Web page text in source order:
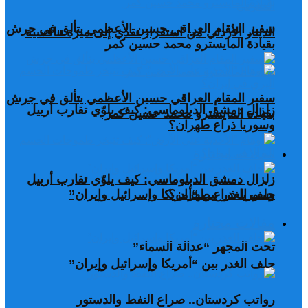
سفير المقام العراقي حسين الأعظمي يتألق في جرش
بقيادة المايسترو محمد حسين كمر
زلزال دمشق الدبلوماسي: كيف يلوّي تقارب أربيل
وسوريا ذراع طهران؟
حلف الغدر بين “أمريكا وإسرائيل وإيران”
تحت المجهر “عدالة السماء”
رواتب كردستان.. صراع النفط والدستور
الدينار الأردني من استقرار نقدي إلى ميزة تنافسية
سفير المقام العراقي حسين الأعظمي يتألق في جرش
بقيادة المايسترو محمد حسين كمر
زلزال دمشق الدبلوماسي: كيف يلوّي تقارب أربيل
وسوريا ذراع طهران؟
حلف الغدر بين “أمريكا وإسرائيل وإيران”